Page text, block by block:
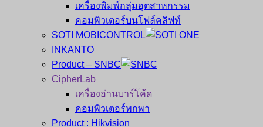
เครื่องพิมพ์กลุ่มอุตสาหกรรม
คอมพิวเตอร์บนโฟล์คลิฟท์
SOTI MOBICONTROL
INKANTO
Product – SNBC
CipherLab
เครื่องอ่านบาร์โค้ด
คอมพิวเตอร์พกพา
Product : Hikvision